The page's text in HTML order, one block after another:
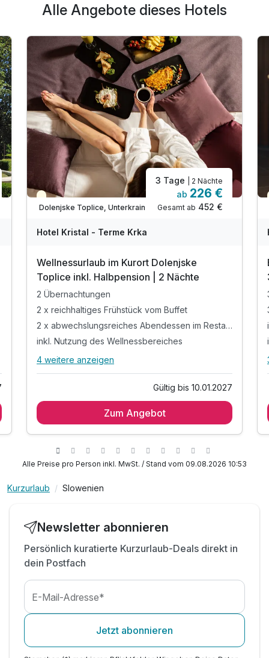
Alle Angebote dieses Hotels
Teilweise ausgelastet
Dolenjske Toplice, Unterkrain
3 Tage | 2 Nächte
ab 226 €
Gesamt ab 452 €
Hotel Kristal - Terme Krka
Wellnessurlaub im Kurort Dolenjske
Toplice inkl. Halbpension | 2 Nächte
2 Übernachtungen
2 x reichhaltiges Frühstück vom Buffet
2 x abwechslungsreiches Abendessen im Restaurant
inkl. Nutzung des Wellnessbereiches
Alle Inklusivleistungen
2 x reichhaltiges Frühstück vom Buffet
inkl. Nutzung des Wellnessbereiches
inkl. umfangreichem Animationsprogramm
inkl. Parkplatz & W-LAN Nutzung
4 weitere anzeigen
Gültig bis 10.01.2027
Zum Angebot
Alle Preise pro Person inkl. MwSt. / Stand vom 09.08.2026 10:53
Kurzurlaub Slowenien
Newsletter abonnieren
Persönlich kuratierte Kurzurlaub-Deals direkt in
dein Postfach
E-Mail-Adresse*
Jetzt abonnieren